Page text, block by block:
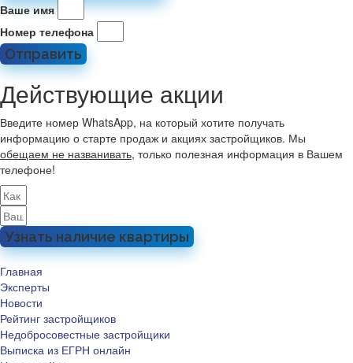
Ваше имя
Номер телефона
Отправить
Действующие акции
Введите номер WhatsApp, на который хотите получать
информацию о старте продаж и акциях застройщиков. Мы
обещаем не названивать, только полезная информация в Вашем
телефоне!
Узнать наличие квартиры
Главная
Эксперты
Новости
Рейтинг застройщиков
Недобросовестные застройщики
Выписка из ЕГРН онлайн